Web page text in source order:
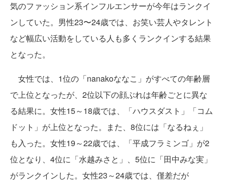
気のファッション系インフルエンサーが今年はランクイ
ンしていた。男性23〜24歳では、お笑い芸人やタレント
など幅広い活動をしている人も多くランクインする結果
となった。
女性では、1位の「nanakoななこ」がすべての年齢層
で上位となったが、2位以下の顔ぶれは年齢ごとに異な
る結果に。女性15～18歳では、「ハウスダスト」「コム
ドット」が上位となった。また、8位には「なるねぇ」
も入った。女性19～22歳では、「平成フラミンゴ」が2
位となり、4位に「水越みさと」、5位に「田中みな実」
がランクインした。女性23～24歳では、僅差だが